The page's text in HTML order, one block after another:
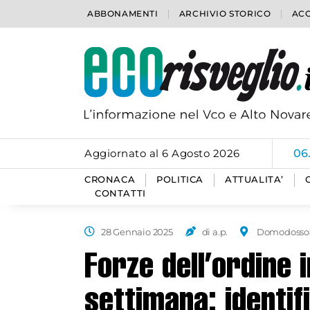
ABBONAMENTI ARCHIVIO STORICO
Aggiornato al 6 Agosto 2026
CRONACA POLITICA ATTUALITA’
CONTATTI
28 Gennaio 2025 di a.p.
Forze